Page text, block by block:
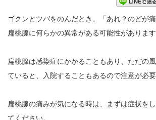
ゴクンとツバをのんだとき、「あれ？のどが
扁桃腺に何らかの異常がある可能性があります
扁桃腺は感染症にかかることもあり、ただの
ていると、入院することもあるので注意が必要
扁桃腺の痛みが気になる時は、まずは症状を
てください。